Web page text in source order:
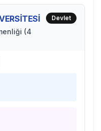
(4
Devlet